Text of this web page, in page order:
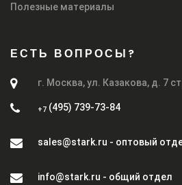
Полезные материалы
ЕСТЬ ВОПРОСЫ?
г. Москва, ул. Казакова, д. 7
+7 (495) 739-73-84
sales@stark.ru - оптовый
info@stark.ru - общий отдел